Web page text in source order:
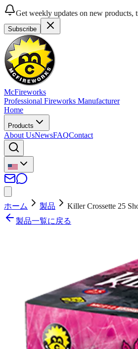
Get weekly updates on new products,
Subscribe
McFireworks
Professional Fireworks Manufacturer
Home
Products
About UsNewsFAQContact
ホーム 製品
Killer Crossette 25
製品一覧に戻る